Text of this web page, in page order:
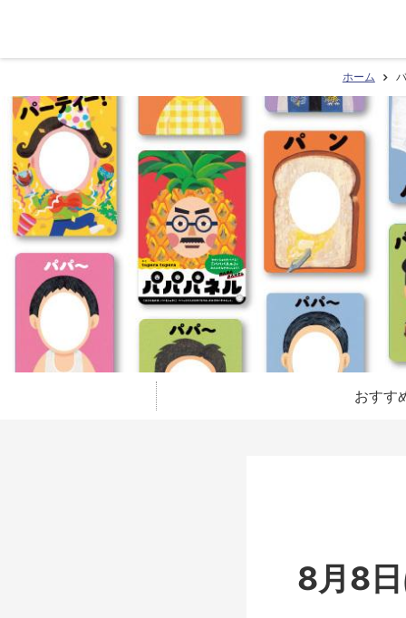
ホーム
おすす
8月8